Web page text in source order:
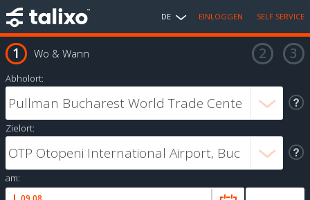
DE EINLOGGEN SELF SERVICE
Wo & Wann
Abholort:
Zielort:
am: